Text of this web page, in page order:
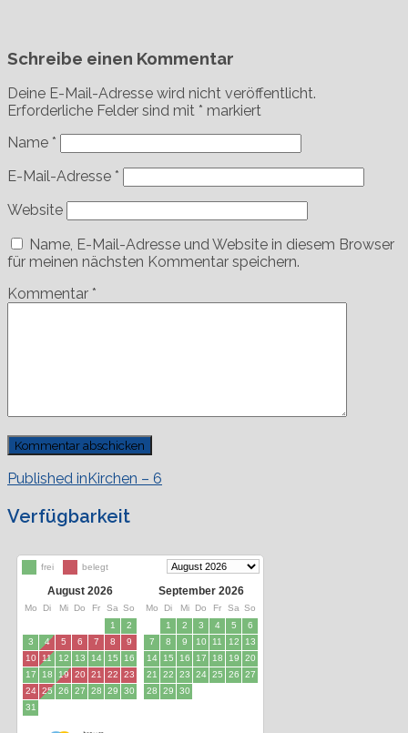
Schreibe einen Kommentar
Deine E-Mail-Adresse wird nicht veröffentlicht.
Erforderliche Felder sind mit * markiert
Name *
E-Mail-Adresse *
Website
Name, E-Mail-Adresse und Website in diesem Browser
für meinen nächsten Kommentar speichern.
Kommentar *
Beitragsnavigation
Published in Kirchen – 6
Verfügbarkeit